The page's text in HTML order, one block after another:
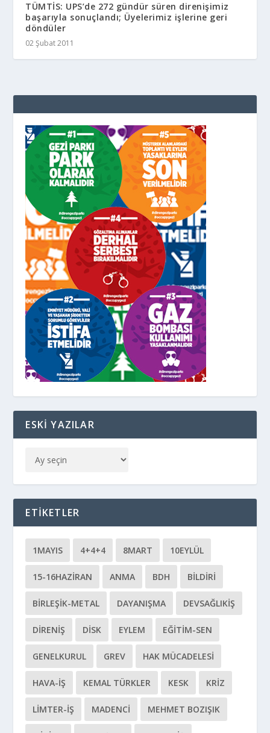
TÜMTİS: UPS’de 272 gündür süren direnişimiz
başarıyla sonuçlandı; Üyelerimiz işlerine geri
döndüler
02 Şubat 2011
ESKI YAZILAR
ETIKETLER
1MAYIS 4+4+4 8MART 10EYLÜL
15-16HAZIRAN ANMA BDH BILDIRI
BIRLEŞIK-METAL DAYANIŞMA DEVSAĞLIKİŞ
DIRENIŞ DİSK EYLEM EĞITIM-SEN
GENELKURUL GREV HAK MÜCADELESI
HAVA-İŞ KEMAL TÜRKLER KESK KRIZ
LIMTER-İŞ MADENCI MEHMET BOZIŞIK